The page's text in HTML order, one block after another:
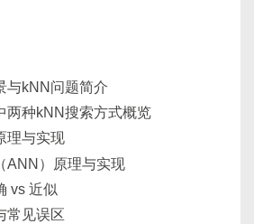
与kNN问题简介
两种kNN搜索方式概览
理与实现
ANN）原理与实现
vs 近似
常见误区